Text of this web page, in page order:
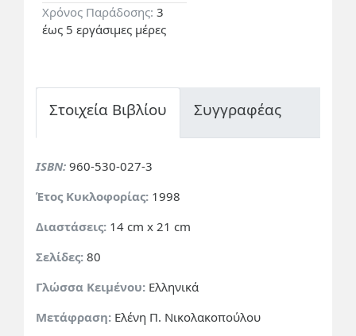
Χρόνος Παράδοσης: 3
έως 5 εργάσιμες μέρες
Στοιχεία Βιβλίου Συγγραφέας
ISBN: 960-530-027-3
Έτος Κυκλοφορίας: 1998
Διαστάσεις: 14 cm x 21 cm
Σελίδες: 80
Γλώσσα Κειμένου: Ελληνικά
Μετάφραση: Ελένη Π. Νικολακοπούλου